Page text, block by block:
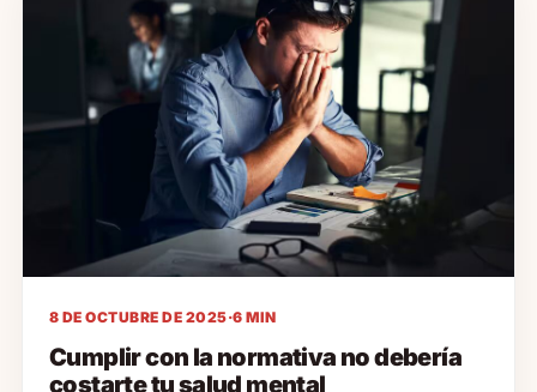
8 DE OCTUBRE DE 2025·6 MIN
Cumplir con la normativa no debería
costarte tu salud mental